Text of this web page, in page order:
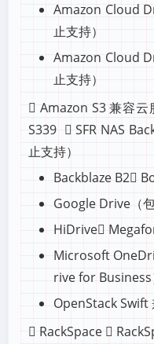
Amazon Cloud
止支持）
Amazon Cloud
止支持）
 Amazon S3 兼容
S339  SFR NAS
止支持）
Backblaze B2
Google Drive（
HiDrive
Microsoft
rive for Business
OpenStack Swift
 RackSpace 